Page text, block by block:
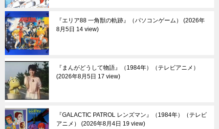
『エリア88 一角獣の軌跡』（パソコンゲーム）
2026年
8月5日 14 view
『まんがどうして物語』（1984年）（テレビアニメ）
2026年8月5日 17 view
『GALACTIC PATROL レンズマン』（1984年）（テレビ
アニメ）
2026年8月4日 19 view